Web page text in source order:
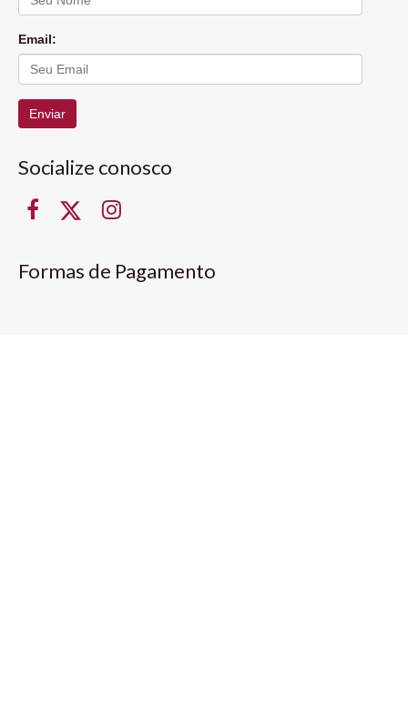
Email:
Enviar
Socialize conosco
Formas de Pagamento